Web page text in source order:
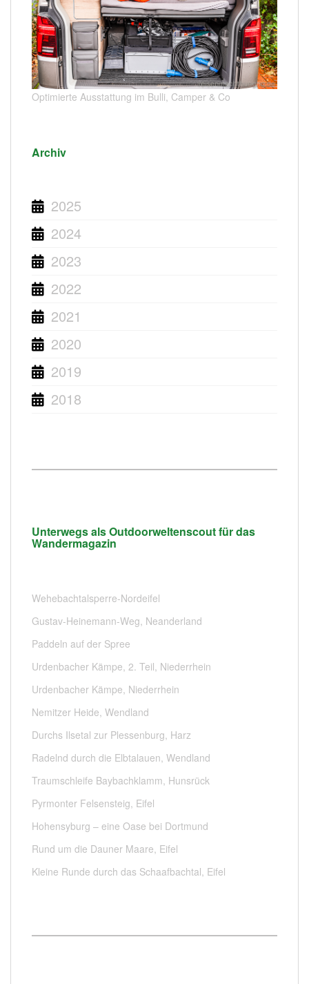
Optimierte Ausstattung im Bulli, Camper & Co
Archiv
2025
2024
2023
2022
2021
2020
2019
2018
Unterwegs als Outdoorweltenscout für das
Wandermagazin
Wehebachtalsperre-Nordeifel
Gustav-Heinemann-Weg, Neanderland
Paddeln auf der Spree
Urdenbacher Kämpe, 2. Teil, Niederrhein
Urdenbacher Kämpe, Niederrhein
Nemitzer Heide, Wendland
Durchs Ilsetal zur Plessenburg, Harz
Radelnd durch die Elbtalauen, Wendland
Traumschleife Baybachklamm, Hunsrück
Pyrmonter Felsensteig, Eifel
Hohensyburg – eine Oase bei Dortmund
Rund um die Dauner Maare, Eifel
Kleine Runde durch das Schaafbachtal, Eifel